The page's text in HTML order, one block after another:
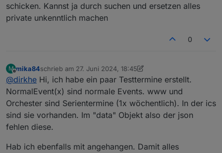
schicken. Kannst ja durch suchen und ersetzen alles
private unkenntlich machen
0
M
Offline
mika84schrieb am 27. Juni 2024, 18:45
zuletzt editiert von mika84
@dirkhe Hi, ich habe ein paar Testtermine erstellt.
NormalEvent(x) sind normale Events. www und
Orchester sind Serientermine (1x wöchentlich). In der ics
sind sie vorhanden. Im "data" Objekt also der json
fehlen diese.
Hab ich ebenfalls mit angehangen. Damit alles